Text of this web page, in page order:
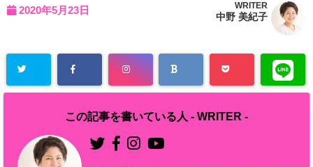
2020年5月23日 WRITER
中野 美紀子
この記事を書いている人 - WRITER -